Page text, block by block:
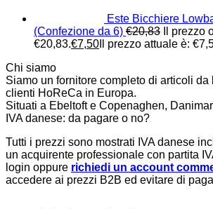
Este Bicchiere
(Confezione da 6) €20,83
Il prezzo
€20,83.€7,50 Il prezzo attuale è:
Chi siamo
Siamo un fornitore completo di articoli da
clienti HoReCa in Europa.
Situati a Ebeltoft e Copenaghen,
IVA danese: da pagare o no?
Tutti i prezzi sono mostrati IVA danese
un acquirente professionale con partita
login oppure richiedi un account
accedere ai prezzi B2B ed evitare di